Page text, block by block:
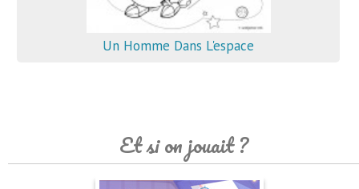
Un Homme Dans L'espace
Et si on jouait ?